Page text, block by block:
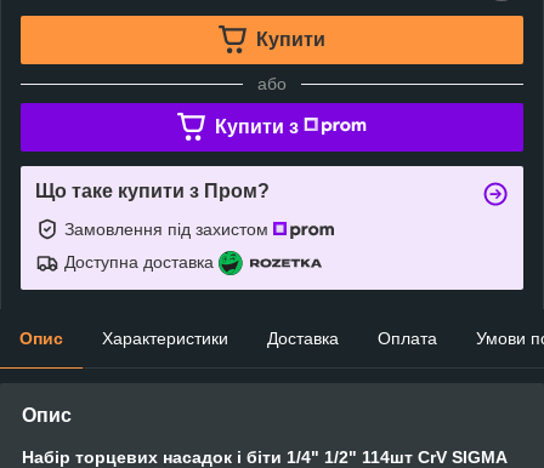
Купити
або
Купити з
Що таке купити з Пром?
Замовлення під захистом
Доступна доставка
Опис Характеристики Доставка Оплата Умови
Опис
Набір торцевих насадок і біти 1/4" 1/2" 114шт CrV SIGMA